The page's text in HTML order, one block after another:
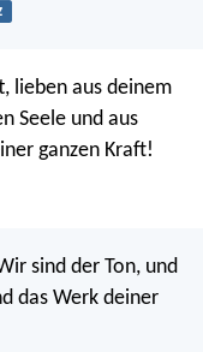
lieben aus deinem
Seele und aus
ganzen Kraft!
sind der Ton, und
das Werk deiner